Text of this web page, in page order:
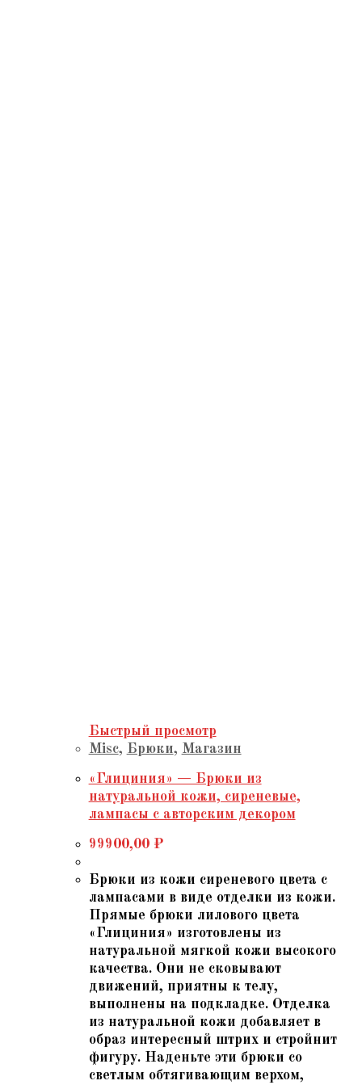
Быстрый просмотр
Misc, Брюки, Магазин
«Глициния» — Брюки из
натуральной кожи, сиреневые,
лампасы с авторским декором
99900,00 ₽
Брюки из кожи сиреневого цвета с
лампасами в виде отделки из кожи.
Прямые брюки лилового цвета
«Глициния» изготовлены из
натуральной мягкой кожи высокого
качества. Они не сковывают
движений, приятны к телу,
выполнены на подкладке. Отделка
из натуральной кожи добавляет в
образ интересный штрих и стройнит
фигуру. Наденьте эти брюки со
светлым обтягивающим верхом,